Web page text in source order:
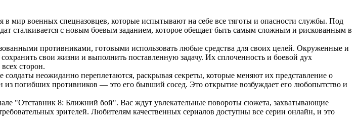
мир военных спецназовцев, которые испытывают на себе все тяготы и опасности службы. Под
сталкивается с новым боевым заданием, которое обещает быть самым сложным и рискованным в
противниками, готовыми использовать любые средства для своих целей. Окруженные и
свои жизни и выполнить поставленную задачу. Их сплоченность и боевой дух
сторон.
неожиданно переплетаются, раскрывая секреты, которые меняют их представление о
погибших противников — это его бывший сосед. Это открытие возбуждает его любопытство и
"Отставник 8: Ближний бой". Вас ждут увлекательные повороты сюжета, захватывающие
зрителей. Любителям качественных сериалов доступны все серии онлайн, и это